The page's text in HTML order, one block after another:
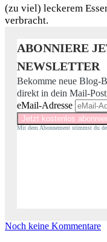
(zu viel) leckerem
verbracht.
ABONNIERE
NEWSLETTER
Bekomme neue Blog-
direkt in dein Mail-
eMail-Adresse
Mit dem Abonnement stimmst du
Noch keine Kommentare